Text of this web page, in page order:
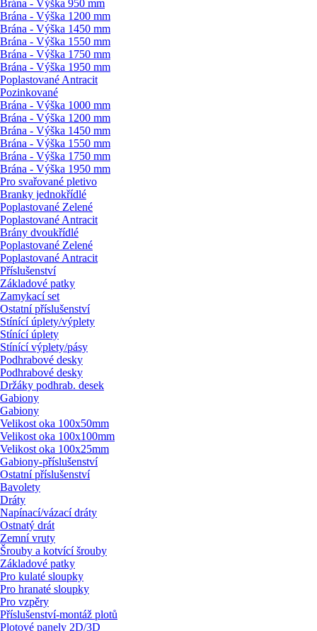
Brána - Výška 950 mm
Brána - Výška 1200 mm
Brána - Výška 1450 mm
Brána - Výška 1550 mm
Brána - Výška 1750 mm
Brána - Výška 1950 mm
Poplastované Antracit
Pozinkované
Brána - Výška 1000 mm
Brána - Výška 1200 mm
Brána - Výška 1450 mm
Brána - Výška 1550 mm
Brána - Výška 1750 mm
Brána - Výška 1950 mm
Pro svařované pletivo
Branky jednokřídlé
Poplastované Zelené
Poplastované Antracit
Brány dvoukřídlé
Poplastované Zelené
Poplastované Antracit
Příslušenství
Základové patky
Zamykací set
Ostatní příslušenství
Stínící úplety/výplety
Stínící úplety
Stínící výplety/pásy
Podhrabové desky
Podhrabové desky
Držáky podhrab. desek
Gabiony
Gabiony
Velikost oka 100x50mm
Velikost oka 100x100mm
Velikost oka 100x25mm
Gabiony-příslušenství
Ostatní příslušenství
Bavolety
Dráty
Napínací/vázací dráty
Ostnatý drát
Zemní vruty
Šrouby a kotvící šrouby
Základové patky
Pro kulaté sloupky
Pro hranaté sloupky
Pro vzpěry
Příslušenství-montáž plotů
Plotové panely 2D/3D